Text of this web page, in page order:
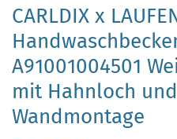
CARLDIX x
A91001004501
mit Hahnloch
Wandmontage